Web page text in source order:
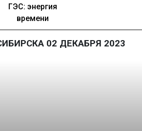
ГЭС: энергия
времени
02 ДЕКАБРЯ 2023